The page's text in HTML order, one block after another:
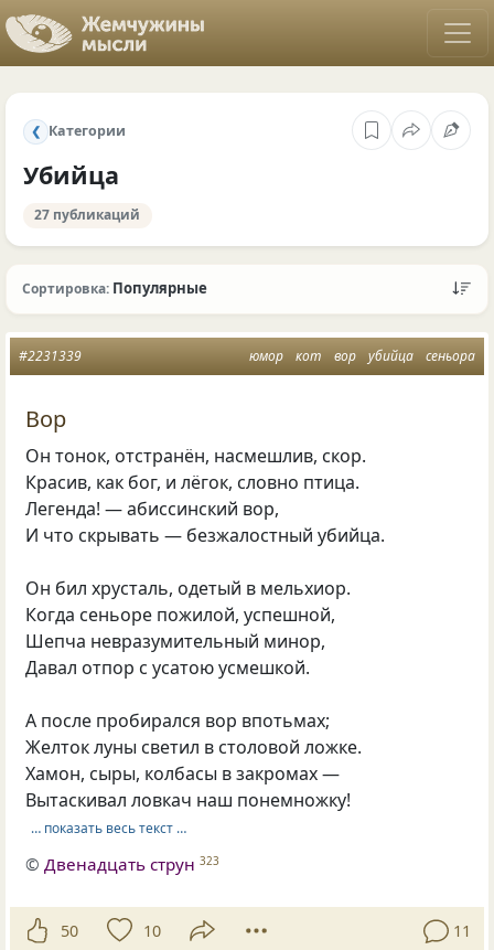
❮ Категории
Убийца
27 публикаций
Сортировка: Популярные
юмор кот вор убийца сеньора
#2231339
Вор
Он тонок, отстранён, насмешлив, скор.
Красив, как бог, и лёгок, словно птица.
Легенда! — абиссинский вор,
И что скрывать — безжалостный убийца.
Он бил хрусталь, одетый в мельхиор.
Когда сеньоре пожилой, успешной,
Шепча невразумительный минор,
Давал отпор с усатою усмешкой.
А после пробирался вор впотьмах;
Желток луны светил в столовой ложке.
Хамон, сыры, колбасы в закромах —
Вытаскивал ловкач наш понемножку!
… показать весь текст …
©Двенадцать струн 323
50 10 11